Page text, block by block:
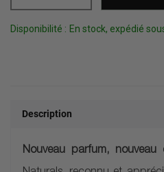
Disponibilité : En stock, expédié
Description
Nouveau parfum, nouveau